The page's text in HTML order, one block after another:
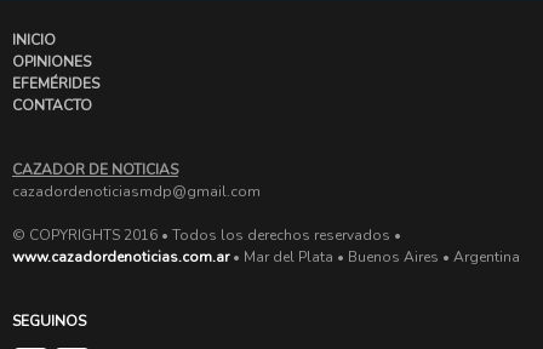
INICIO
OPINIONES
EFEMÉRIDES
CONTACTO
CAZADOR DE NOTICIAS
cazadordenoticiasmdp@gmail.com
© COPYRIGHTS 2016 • Todos los derechos reservados •
www.cazadordenoticias.com.ar• Mar del Plata • Buenos Aires • Argentina
SEGUINOS